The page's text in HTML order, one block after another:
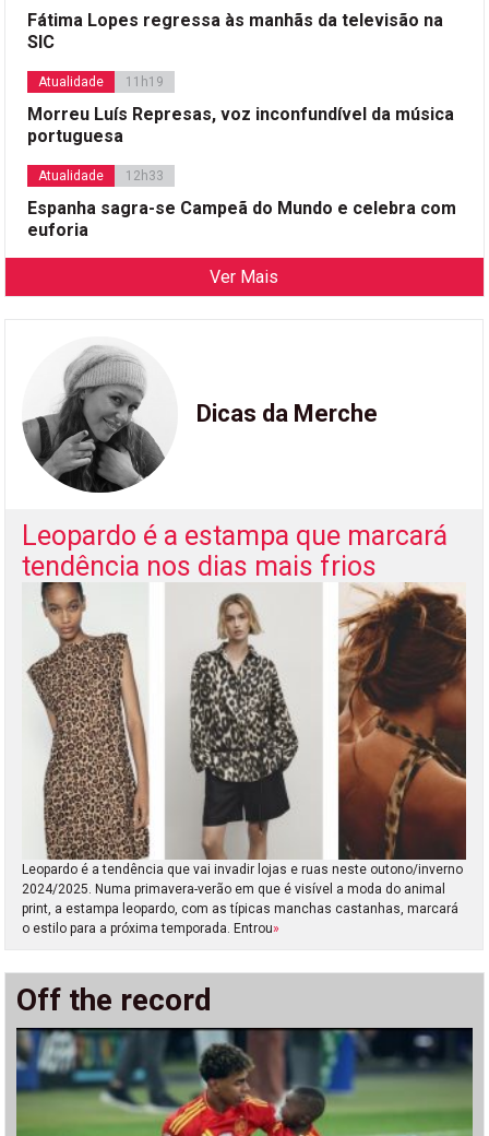
Fátima Lopes regressa às manhãs da televisão na
SIC
Atualidade 11h19
Morreu Luís Represas, voz inconfundível da música
portuguesa
Atualidade 12h33
Espanha sagra-se Campeã do Mundo e celebra com
euforia
Ver Mais
Dicas da Merche
Leopardo é a estampa que marcará
tendência nos dias mais frios
Leopardo é a tendência que vai invadir lojas e ruas neste outono/inverno
2024/2025. Numa primavera-verão em que é visível a moda do animal
print, a estampa leopardo, com as típicas manchas castanhas, marcará
o estilo para a próxima temporada. Entrou»
Off the record